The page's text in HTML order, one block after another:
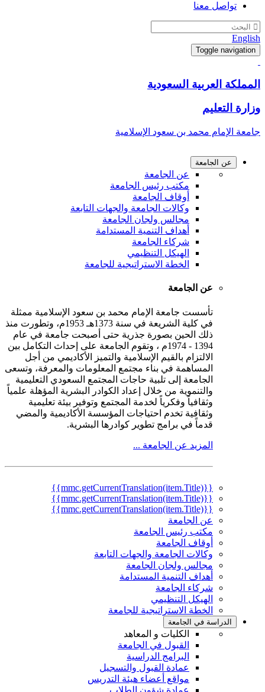
تواصل معنا
English
Toggle navigation
المملكة العربية السعودية
وزارة التعليم
جامعة الإمام محمد بن سعود الإسلامية
عن الجامعة
عن الجامعة
مكتب رئيس الجامعة
أوقاف الجامعة
وكالات الجامعة والجهات التابعة
مجالس ولجان الجامعة
أهداف التنمية المستدامة
شركاء الجامعة
الهيكل التنظيمي
الخطة الاستراتيجية للجامعة
عن الجامعة
تأسست جامعة الإمام محمد بن سعود الإسلامية ممثلة
في كلية الشريعة في سنة 1373هـ 1953م، وتطورت منذ
ذلك الحين بصورة جذرية حتى أصبحت جامعة في عام
1394 - 1974م ، وتقوم الجامعة على إحداث التكامل بين
الالتزام بالقيم الإسلامية والتميز الأكاديمي من أجل
المساهمة في بناء مجتمع المعلومات والمعرفة، وتسعى
الجامعة إلى تلبية حاجات المجتمع السعودي التعليمية
والتنموية من خلال إعداد الكوادر البشرية المؤهلة علمياً
وثقافياً وفكرياً لخدمة المجتمع وتوفير بيئة تعليمية
وثقافية تخدم احتياجات المؤسسة الأكاديمية والمضي
قدماً في برامج تطوير كوادرها البشرية.
المزيد عن الجامعة ...
{{mmc.getCurrentTranslation(item.Title)}}
{{mmc.getCurrentTranslation(item.Title)}}
{{mmc.getCurrentTranslation(item.Title)}}
عن الجامعة
مكتب رئيس الجامعة
أوقاف الجامعة
وكالات الجامعة والجهات التابعة
مجالس ولجان الجامعة
أهداف التنمية المستدامة
شركاء الجامعة
الهيكل التنظيمي
الخطة الاستراتيجية للجامعة
الدراسة في الجامعة
الكليات و المعاهد
القبول في الجامعة
البرامج الدراسية
عمادة القبول والتسجيل
مواقع أعضاء هيئة التدريس
عمادة شؤون الطلاب